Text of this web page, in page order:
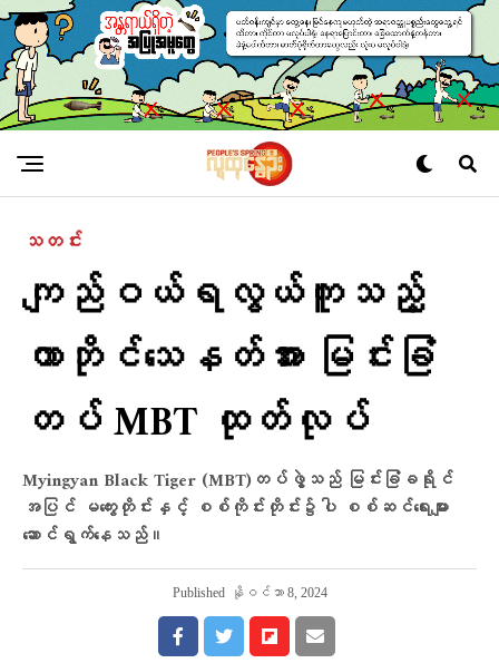
သတင်း
ကျည်ဝယ်ရလွယ်ကူသည့်
ကာဘိုင်သေနတ်အား မြင်းခြံ
တပ် MBT ထုတ်လုပ်
Myingyan Black Tiger (MBT)တပ်ဖွဲ့သည် မြင်းခြံခရိုင်
အပြင် မကွေးတိုင်းနှင့် စစ်ကိုင်းတိုင်း၌ပါ စစ်ဆင်ရေးများ
ဆောင်ရွက်နေသည်။
Published နိုဝင်ဘာ 8, 2024